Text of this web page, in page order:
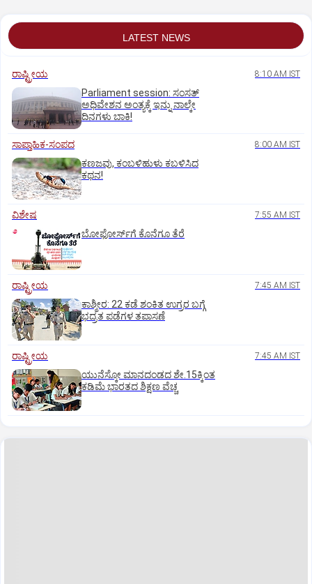
LATEST NEWS
ರಾಷ್ಟ್ರೀಯ 8:10 AM IST
Parliament session: ಸಂಸತ್‌
ಅಧಿವೇಶನ ಅಂತ್ಯಕ್ಕೆ ಇನ್ನು ನಾಲ್ಕೇ
ದಿನಗಳು ಬಾಕಿ!
ಸಾಪ್ತಾಹಿಕ-ಸಂಪದ 8:00 AM IST
ಕಣಜವು, ಕಂಬಳಿಹುಳು ಕಬಳಿಸಿದ
ಕಥನ!
ವಿಶೇಷ 7:55 AM IST
ಬೋಫೋರ್ಸ್‌ಗೆ ಕೊನೆಗೂ ತೆರೆ
ರಾಷ್ಟ್ರೀಯ 7:45 AM IST
ಕಾಶ್ಮೀರ: 22 ಕಡೆ ಶಂಕಿತ ಉಗ್ರರ ಬಗ್ಗೆ
ಭದ್ರತ ಪಡೆಗಳ ತಪಾಸಣೆ
ರಾಷ್ಟ್ರೀಯ 7:45 AM IST
ಯುನೆಸ್ಕೋ ಮಾನದಂಡದ ಶೇ.15ಕ್ಕಿಂತ
ಕಡಿಮೆ ಭಾರತದ ಶಿಕ್ಷಣ ವೆಚ್ಚ